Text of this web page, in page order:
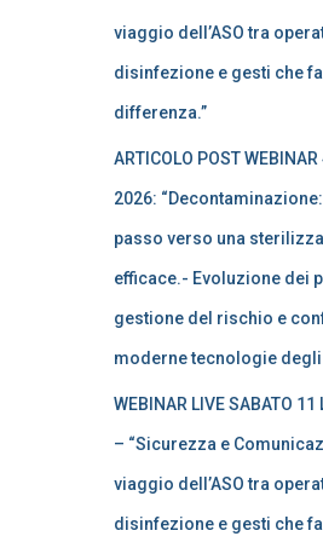
viaggio dell’ASO tra
disinfezione e gesti che
differenza.”
ARTICOLO POST WEBINAR
2026:
passo verso una
efficace.- Evoluzione dei
gestione del rischio e
moderne tecnologie degli
WEBINAR LIVE SABATO 11
– “Sicurezza e
viaggio dell’ASO tra
disinfezione e gesti che